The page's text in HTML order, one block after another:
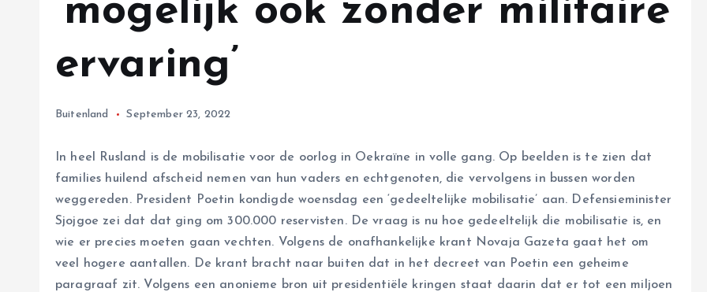
‘mogelijk ook zonder militaire
ervaring’
Buitenland September 23, 2022
In heel Rusland is de mobilisatie voor de oorlog in Oekraïne in volle gang. Op beelden is te zien dat
families huilend afscheid nemen van hun vaders en echtgenoten, die vervolgens in bussen worden
weggereden. President Poetin kondigde woensdag een ‘gedeeltelijke mobilisatie’ aan. Defensieminister
Sjojgoe zei dat dat ging om 300.000 reservisten. De vraag is nu hoe gedeeltelijk die mobilisatie is, en
wie er precies moeten gaan vechten. Volgens de onafhankelijke krant Novaja Gazeta gaat het om
veel hogere aantallen. De krant bracht naar buiten dat in het decreet van Poetin een geheime
paragraaf zit. Volgens een anonieme bron uit presidentiële kringen staat daarin dat er tot een miljoen